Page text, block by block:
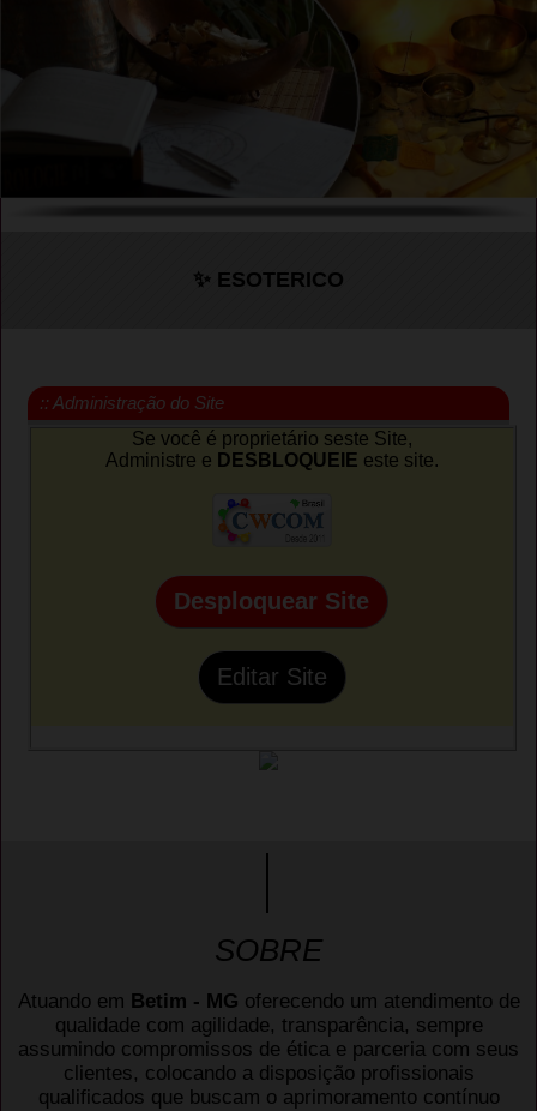
✨ ESOTERICO
:: Administração do Site
Se você é proprietário seste Site,
Administre e DESBLOQUEIE este site.
Desploquear Site
Editar Site
SOBRE
Atuando em Betim - MG oferecendo um atendimento de
qualidade com agilidade, transparência, sempre
assumindo compromissos de ética e parceria com seus
clientes, colocando a disposição profissionais
qualificados que buscam o aprimoramento contínuo